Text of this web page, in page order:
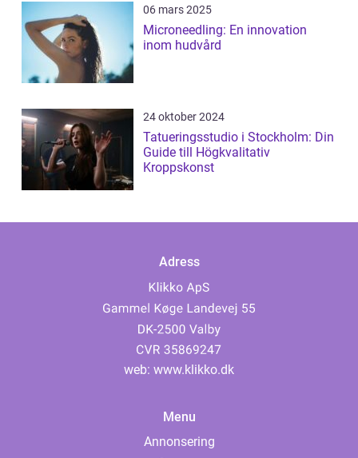
06 mars 2025
Microneedling: En innovation
inom hudvård
24 oktober 2024
Tatueringsstudio i Stockholm: Din
Guide till Högkvalitativ
Kroppskonst
Adress
web: www.klikko.dk
Menu
Annonsering